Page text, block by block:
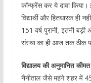
कॉन्फ्रेंस कर ये दावा
विद्यार्थी और हितधारक ही
151 वर्ष पुरानी, इतनी
संस्था का ही आज तक ठीक
विद्यालय की अनुमानित
नैनीताल जैसे महंगे शहर में 45